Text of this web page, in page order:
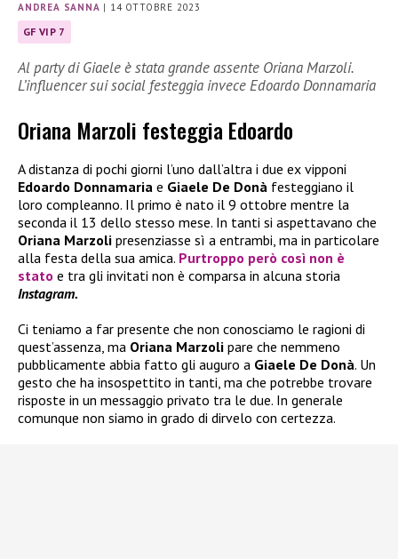
ANDREA SANNA | 14 OTTOBRE 2023
GF VIP 7
Al party di Giaele è stata grande assente Oriana Marzoli.
L’influencer sui social festeggia invece Edoardo Donnamaria
Oriana Marzoli festeggia Edoardo
A distanza di pochi giorni l’uno dall’altra i due ex vipponi
Edoardo Donnamaria e Giaele De Donà festeggiano il
loro compleanno. Il primo è nato il 9 ottobre mentre la
seconda il 13 dello stesso mese. In tanti si aspettavano che
Oriana Marzoli presenziasse sì a entrambi, ma in particolare
alla festa della sua amica. Purtroppo però così non è
stato e tra gli invitati non è comparsa in alcuna storia
Instagram.
Ci teniamo a far presente che non conosciamo le ragioni di
quest’assenza, ma Oriana Marzoli pare che nemmeno
pubblicamente abbia fatto gli auguro a Giaele De Donà. Un
gesto che ha insospettito in tanti, ma che potrebbe trovare
risposte in un messaggio privato tra le due. In generale
comunque non siamo in grado di dirvelo con certezza.